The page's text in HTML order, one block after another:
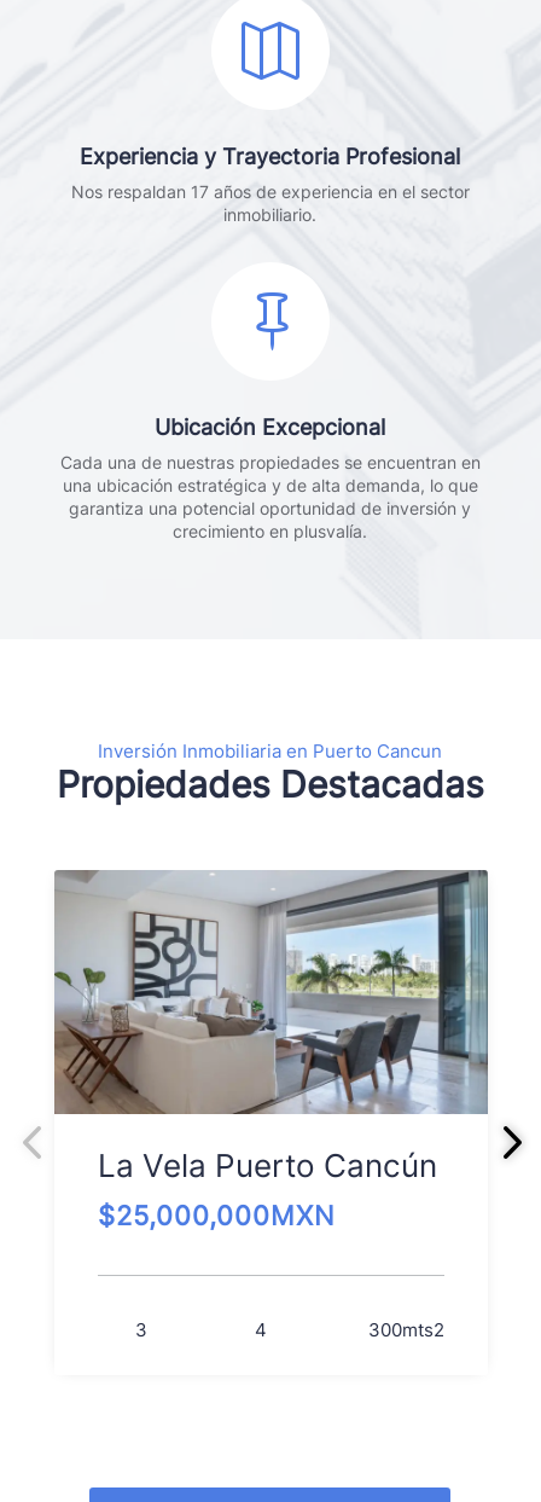

Experiencia y Trayectoria Profesional
Nos respaldan 17 años de experiencia en el sector
inmobiliario.

Ubicación Excepcional
Cada una de nuestras propiedades se encuentran en
una ubicación estratégica y de alta demanda, lo que
garantiza una potencial oportunidad de inversión y
crecimiento en plusvalía.
Inversión Inmobiliaria en Puerto Cancun
Propiedades Destacadas
La Vela Puerto Cancún
$25,000,000MXN
3 4 300mts2